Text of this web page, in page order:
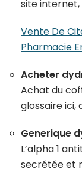
site
Vente De
Pharmacie
Acheter
Achat du
glossaire ici,
Generique
L’alpha 1
secrétée et